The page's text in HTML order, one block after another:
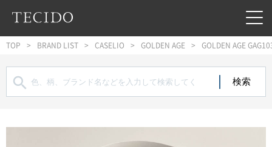
フッターへジャンプ
TOP BRAND LIST CASELIO GOLDEN AGE GOLDEN AGE
